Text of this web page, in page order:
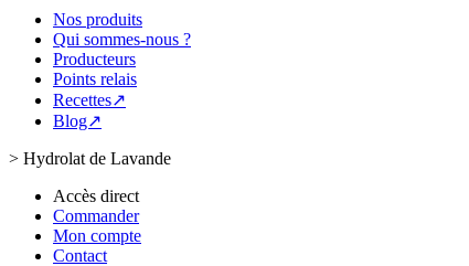
Nos produits
Qui sommes-nous ?
Producteurs
Points relais
Recettes↗
Blog↗
> Hydrolat de Lavande
Accès direct
Commander
Mon compte
Contact